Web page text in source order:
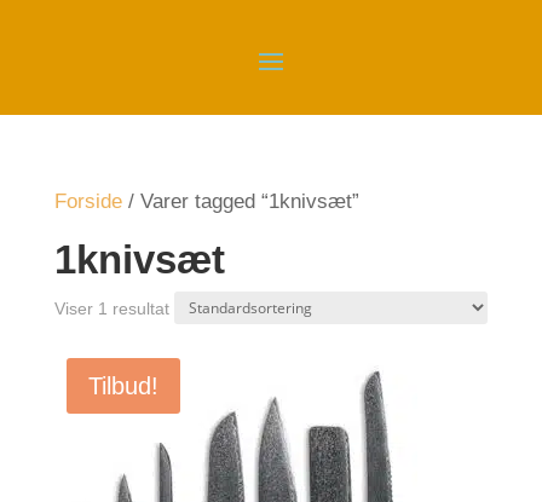
Forside/ Varer tagged “1knivsæt”
1knivsæt
Viser 1 resultat
Tilbud!